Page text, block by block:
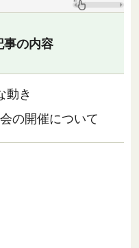
事の内容
動き
の開催について